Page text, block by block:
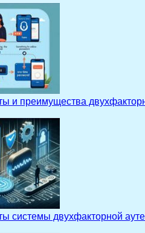
и преимущества
системы двухфакторной